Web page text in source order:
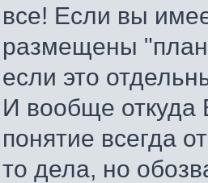
все! Если вы
размещены
если это
И вообще откуда
понятие всегда
то дела, но